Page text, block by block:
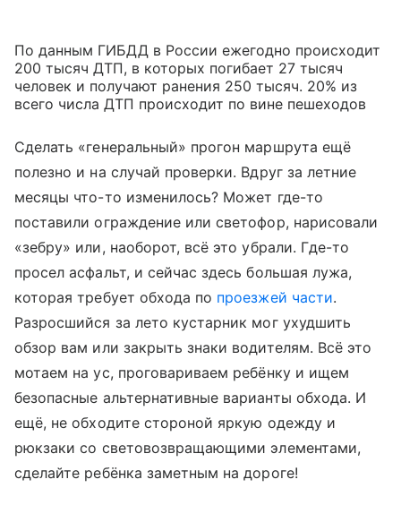
По данным ГИБДД в России ежегодно происходит
200 тысяч ДТП, в которых погибает 27 тысяч
человек и получают ранения 250 тысяч. 20% из
всего числа ДТП происходит по вине пешеходов
Сделать «генеральный» прогон маршрута ещё
полезно и на случай проверки. Вдруг за летние
месяцы что-то изменилось? Может где-то
поставили ограждение или светофор, нарисовали
«зебру» или, наоборот, всё это убрали. Где-то
просел асфальт, и сейчас здесь большая лужа,
которая требует обхода по проезжей части.
Разросшийся за лето кустарник мог ухудшить
обзор вам или закрыть знаки водителям. Всё это
мотаем на ус, проговариваем ребёнку и ищем
безопасные альтернативные варианты обхода. И
ещё, не обходите стороной яркую одежду и
рюкзаки со световозвращающими элементами,
сделайте ребёнка заметным на дороге!